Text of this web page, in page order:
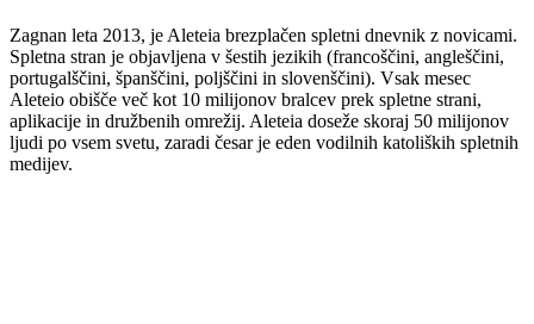
Zagnan leta 2013, je Aleteia brezplačen spletni dnevnik z novicami.
Spletna stran je objavljena v šestih jezikih (francoščini, angleščini,
portugalščini, španščini, poljščini in slovenščini). Vsak mesec
Aleteio obišče več kot 10 milijonov bralcev prek spletne strani,
aplikacije in družbenih omrežij. Aleteia doseže skoraj 50 milijonov
ljudi po vsem svetu, zaradi česar je eden vodilnih katoliških spletnih
medijev.